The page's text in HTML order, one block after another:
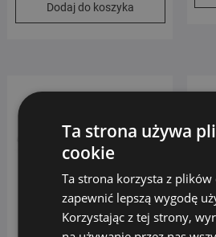
Dodaj do koszyka
Ta strona używa
cookie
Ta strona korzysta z plików
zapewnić lepszą wygodę
Korzystając z tej strony,